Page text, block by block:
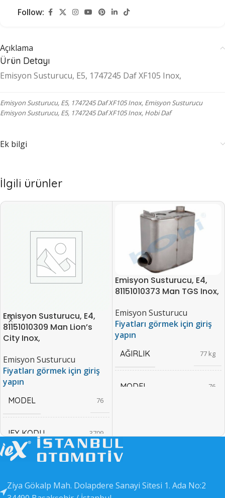
Follow:
Açıklama
Ürün Detayı
Emisyon Susturucu, E5, 1747245 Daf XF105 Inox,
Emisyon Susturucu, E5, 1747245 Daf XF105 Inox, Emisyon Susturucu
Emisyon Susturucu, E5, 1747245 Daf XF105 Inox, Hobi Daf
Ek bilgi
İlgili ürünler
Emisyon Susturucu, E4,
81151010309 Man Lion’s
City Inox,
Emisyon Susturucu
Fiyatları görmek için giriş
yapın
MODEL 76
IEX KODU 3709
Emisyon Susturucu, E4,
81151010373 Man TGS Inox,
Emisyon Susturucu
Fiyatları görmek için giriş
yapın
AĞIRLIK 77 kg
MODEL 76
EAN KODU
OEM KODU 4612
Ziya Gökalp Mah. Dolapdere Sanayi Sitesi 1. Ada No:2